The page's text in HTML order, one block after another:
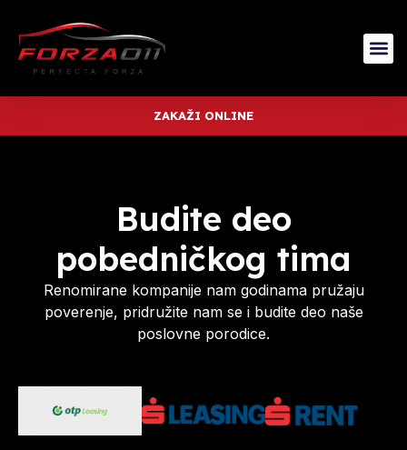
ZAKAŽI ONLINE
Budite deo
pobedničkog tima
Renomirane kompanije nam godinama pružaju
poverenje, pridružite nam se i budite deo naše
poslovne porodice.